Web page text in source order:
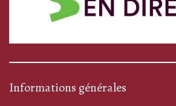
Informations générales